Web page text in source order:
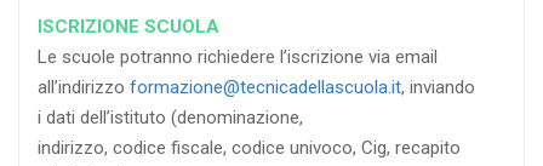
ISCRIZIONE SCUOLA
Le scuole potranno richiedere l’iscrizione via email
all’indirizzo formazione@tecnicadellascuola.it, inviando
i dati dell’istituto (denominazione,
indirizzo, codice fiscale, codice univoco, Cig, recapito